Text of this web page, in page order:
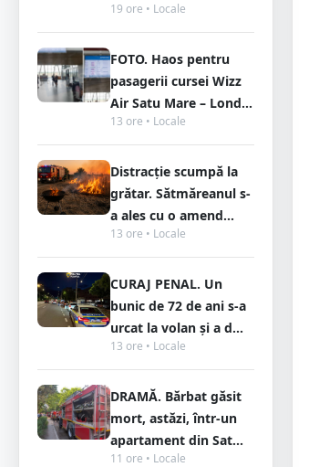
19 ore • Locale
FOTO. Haos pentru
pasagerii cursei Wizz
Air Satu Mare – Lond...
13 ore • Locale
Distracție scumpă la
grătar. Sătmăreanul s-
a ales cu o amend...
13 ore • Locale
CURAJ PENAL. Un
bunic de 72 de ani s-a
urcat la volan și a d...
13 ore • Locale
DRAMĂ. Bărbat găsit
mort, astăzi, într-un
apartament din Sat...
11 ore • Locale